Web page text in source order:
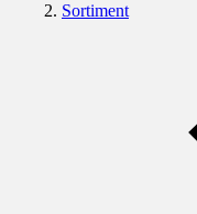
Sortiment